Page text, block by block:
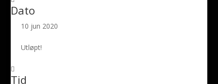
Dato
10 jun 2020
Utløpt!
Tid